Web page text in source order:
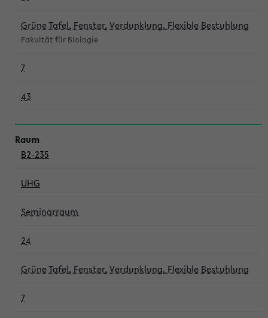
Grüne Tafel, Fenster, Verdunklung, Flexible Bestuhlung
Fakultät für Biologie
7
43
B2-235
UHG
Seminarraum
24
Grüne Tafel, Fenster, Verdunklung, Flexible Bestuhlung
7